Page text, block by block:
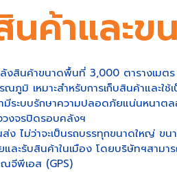
ค้าและข
นค้าขนาดพื้นที่ 3,000 ตารางเมตร
ภูมิ เหมาะสำหรับการเก็บสินค้าและใช้
มีระบบรักษาความปลอดภัยแน่นหนา
งจรปิดรอบคลังฯ
ง ไม่ว่าจะเป็นรถบรรทุกขนาดใหญ่ ข
ละรับสินค้าในเมือง โดยบริษัทฯสามา
จีพีเอส (GPS)